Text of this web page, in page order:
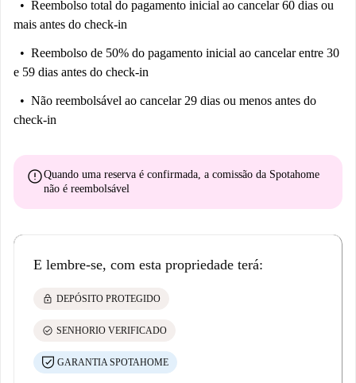
Reembolso total do pagamento inicial ao cancelar 60 dias ou
mais antes do check-in
Reembolso de 50% do pagamento inicial ao cancelar entre 30
e 59 dias antes do check-in
Não reembolsável ao cancelar 29 dias ou menos antes do
check-in
errorQuando uma reserva é confirmada, a comissão da Spotahome
não é reembolsável
E lembre-se, com esta propriedade terá:
lock DEPÓSITO PROTEGIDO
check_circle SENHORIO VERIFICADO
GARANTIA SPOTAHOME